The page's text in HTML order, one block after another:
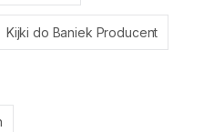
Kijki do Baniek Producent